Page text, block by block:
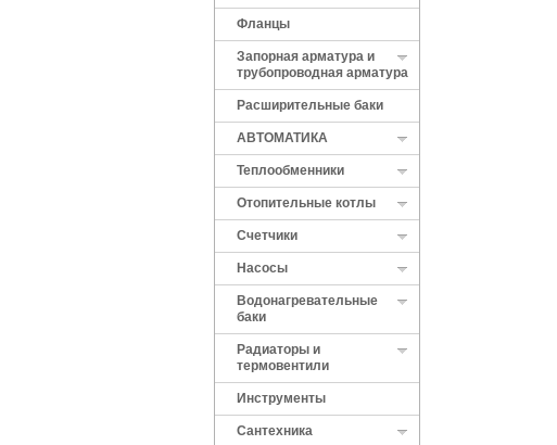
Фланцы
Запорная арматура и
трубопроводная арматура
Расширительные баки
АВТОМАТИКА
Теплообменники
Отопительные котлы
Cчетчики
Насосы
Водонагревательные
баки
Радиаторы и
термовентили
Инструменты
Сантехника